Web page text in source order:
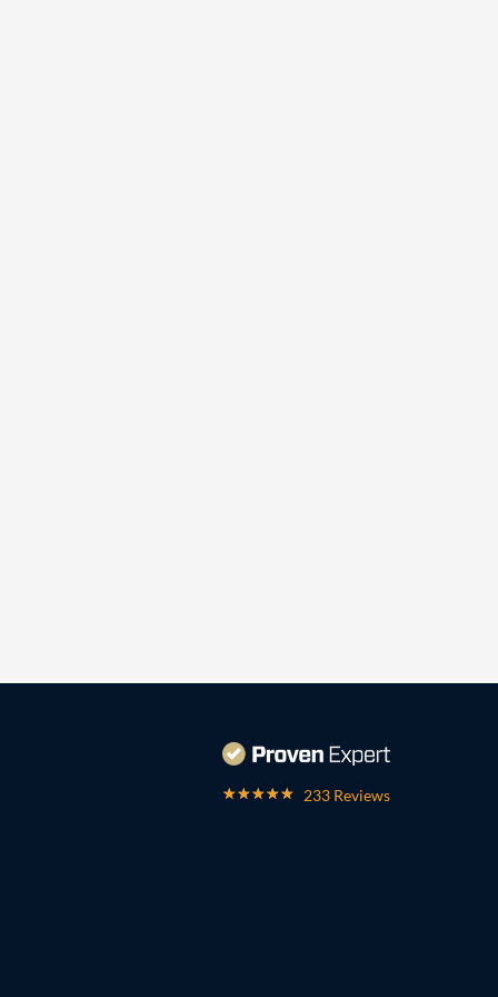
233 Reviews